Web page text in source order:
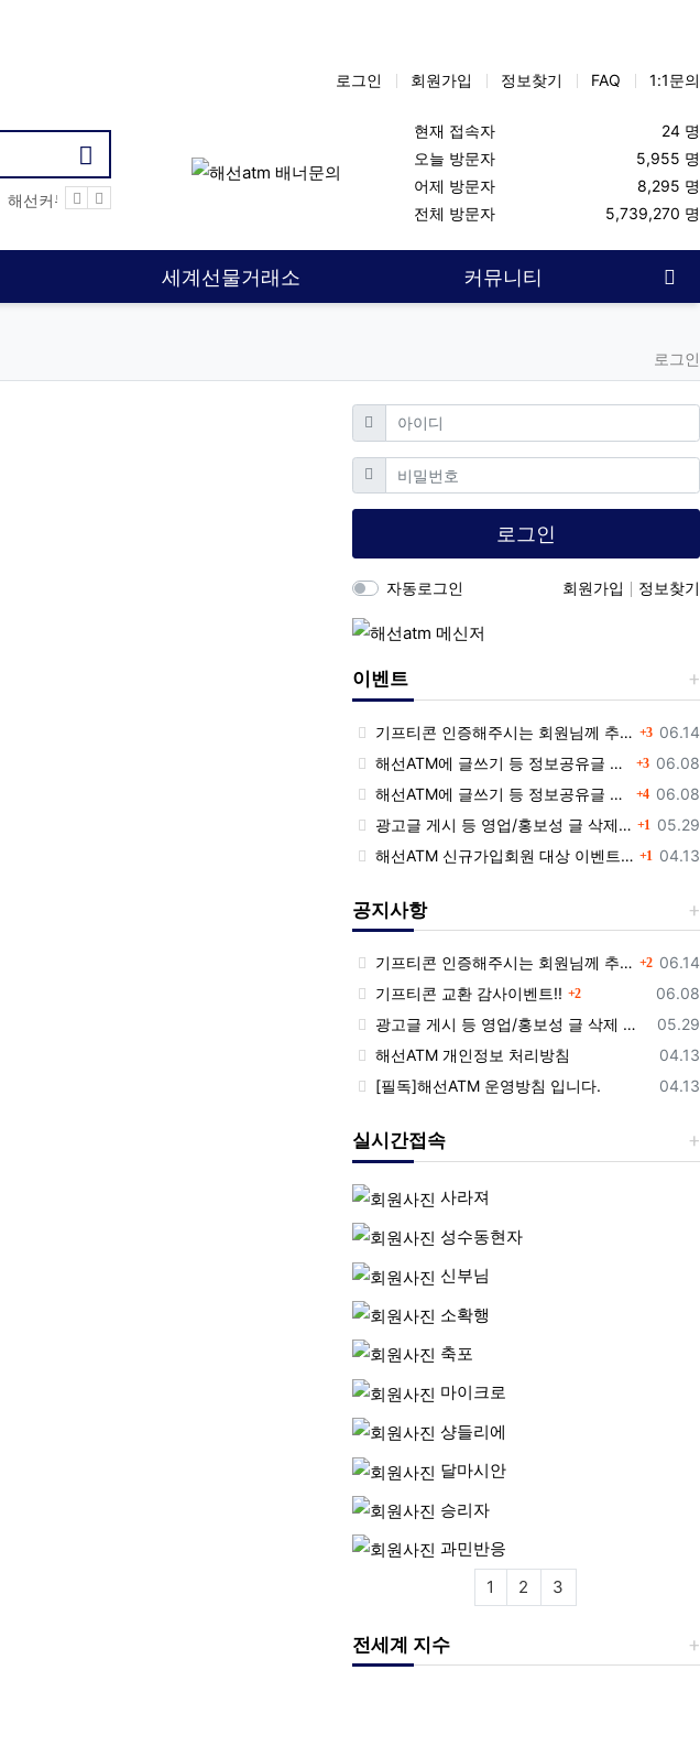
로그인 회원가입 정보찾기 FAQ 1:1문의
해선커뮤니티 항셍 선물투자 해외선물커뮤
현재 접속자
24 명
오늘 방문자
5,955 명
어제 방문자
8,295 명
전체 방문자
5,739,270 명
세계선물거래소 커뮤니티
로그인
아이디 필수
비밀번호필수
로그인
자동로그인 회원가입 정보찾기
이벤트
등록
06.14
기프티콘 인증해주시는 회원님께 추가 포인트 쏩니다!! 3댓글
등록일
06.08
해선ATM에 글쓰기 등 정보공유글 남기고 기프티콘 받자! 3댓글
등록일
06.08
해선ATM에 글쓰기 등 정보공유글 남기고 기프티콘 받자! 4댓글
등록
05.29
광고글 게시 등 영업/홍보성 글 삭제 및 제제대상입니다. 1 댓글
등록
04.13
해선ATM 신규가입회원 대상 이벤트 안내 1 댓글
공지사항
등록
06.14
기프티콘 인증해주시는 회원님께 추가 포인트 쏩니다!! 2댓글
등록일
06.08
기프티콘 교환 감사이벤트!! 2댓글
등록
05.29
광고글 게시 등 영업/홍보성 글 삭제 및 제제대상입니다.
등록
04.13
해선ATM 개인정보 처리방침
등록
04.13
[필독]해선ATM 운영방침 입니다.
실시간접속
사라져
성수동현자
신부님
소확행
축포
마이크로
샹들리에
달마시안
승리자
과민반응
1
2 3
전세계 지수